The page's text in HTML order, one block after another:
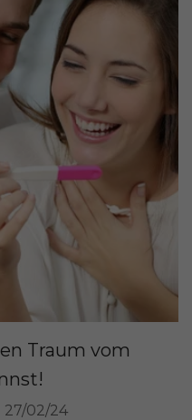
Traum vom
27/02/24